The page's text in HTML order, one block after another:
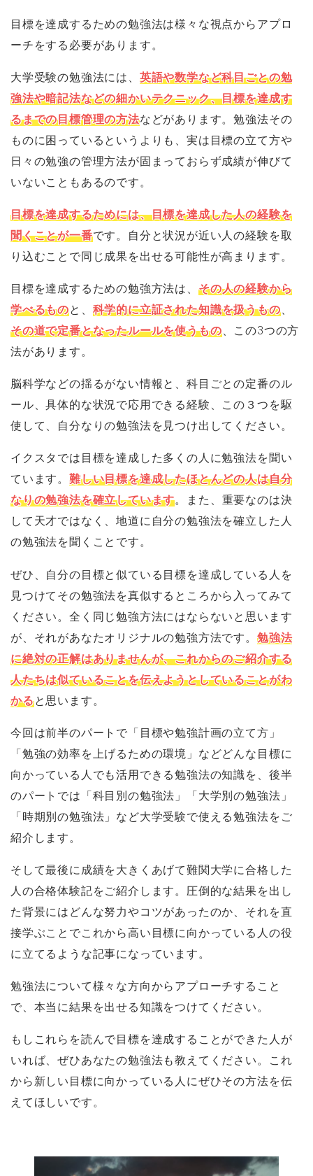
目標を達成するための勉強法は様々な視点からアプロ
ーチをする必要があります。
大学受験の勉強法には、 英語や数学など科目ごとの勉
強法や暗記法などの細かいテクニック、目標を達成す
るまでの目標管理の方法などがあります。勉強法その
ものに困っているというよりも、実は目標の立て方や
日々の勉強の管理方法が固まっておらず成績が伸びて
いないこともあるのです。
目標を達成するためには、目標を達成した人の経験を
聞くことが一番です。自分と状況が近い人の経験を取
り込むことで同じ成果を出せる可能性が高まります。
目標を達成するための勉強方法は、 その人の経験から
学べるものと、 科学的に立証された知識を扱うもの、
その道で定番となったルールを使うもの、この3つの方
法があります。
脳科学などの揺るがない情報と、科目ごとの定番のル
ール、具体的な状況で応用できる経験、この３つを駆
使して、自分なりの勉強法を見つけ出してください。
イクスタでは目標を達成した多くの人に勉強法を聞い
ています。難しい目標を達成したほとんどの人は自分
なりの勉強法を確立しています。また、重要なのは決
して天才ではなく、地道に自分の勉強法を確立した人
の勉強法を聞くことです。
ぜひ、自分の目標と似ている目標を達成している人を
見つけてその勉強法を真似するところから入ってみて
ください。全く同じ勉強方法にはならないと思います
が、それがあなたオリジナルの勉強方法です。 勉強法
に絶対の正解はありませんが、これからのご紹介する
人たちは似ていることを伝えようとしていることがわ
かると思います。
今回は前半のパートで「目標や勉強計画の立て方」
「勉強の効率を上げるための環境」などどんな目標に
向かっている人でも活用できる勉強法の知識を、後半
のパートでは「科目別の勉強法」「大学別の勉強法」
「時期別の勉強法」など大学受験で使える勉強法をご
紹介します。
そして最後に成績を大きくあげて難関大学に合格した
人の合格体験記をご紹介します。圧倒的な結果を出し
た背景にはどんな努力やコツがあったのか、それを直
接学ぶことでこれから高い目標に向かっている人の役
に立てるような記事になっています。
勉強法について様々な方向からアプローチすること
で、本当に結果を出せる知識をつけてください。
もしこれらを読んで目標を達成することができた人が
いれば、ぜひあなたの勉強法も教えてください。これ
から新しい目標に向かっている人にぜひその方法を伝
えてほしいです。